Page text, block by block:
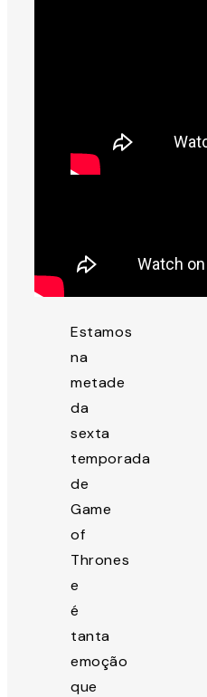
Estamos
na
metade
da
sexta
temporada
de
Game
of
Thrones
e
é
tanta
emoção
que